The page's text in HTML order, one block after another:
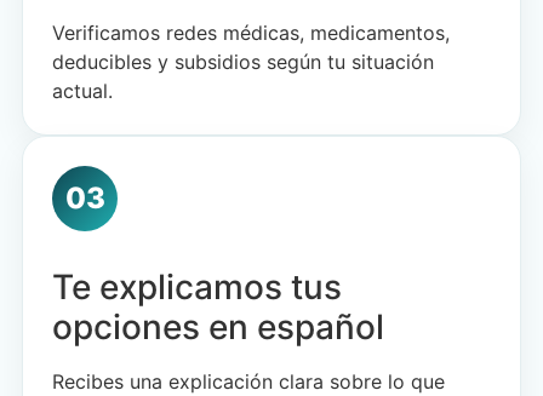
Verificamos redes médicas, medicamentos,
deducibles y subsidios según tu situación
actual.
03
Te explicamos tus
opciones en español
Recibes una explicación clara sobre lo que